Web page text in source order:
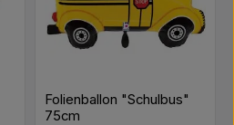
Folienballon "Schulbus"
75cm